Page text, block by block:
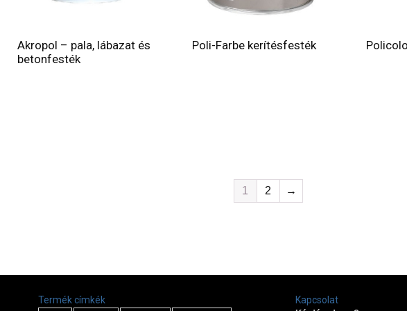
Akropol – pala, lábazat és
betonfesték
Poli-Farbe kerítésfesték
1 2 →
Termék címkék Kapcsolat